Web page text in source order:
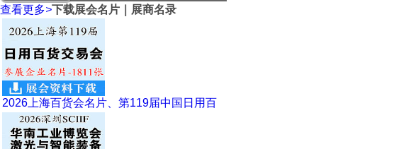
查看更多>下载展会名片｜展商名录
2026上海百货会名片、第119届中国日用百